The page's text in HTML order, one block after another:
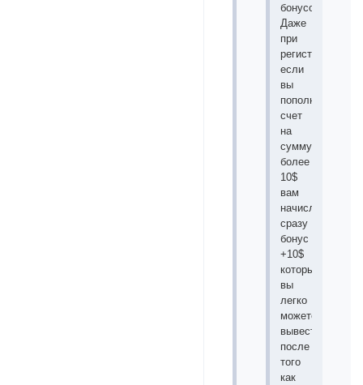
бонусов.
Даже
при
регистрации
если
вы
пополните
счет
на
сумму
более
10$
вам
начисляют
сразу
бонус
+10$
который
вы
легко
можете
вывести
после
того
как